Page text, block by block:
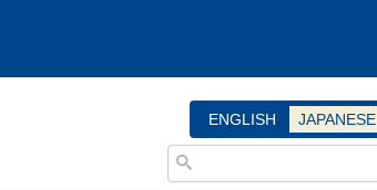
ENGLISH JAPANESE